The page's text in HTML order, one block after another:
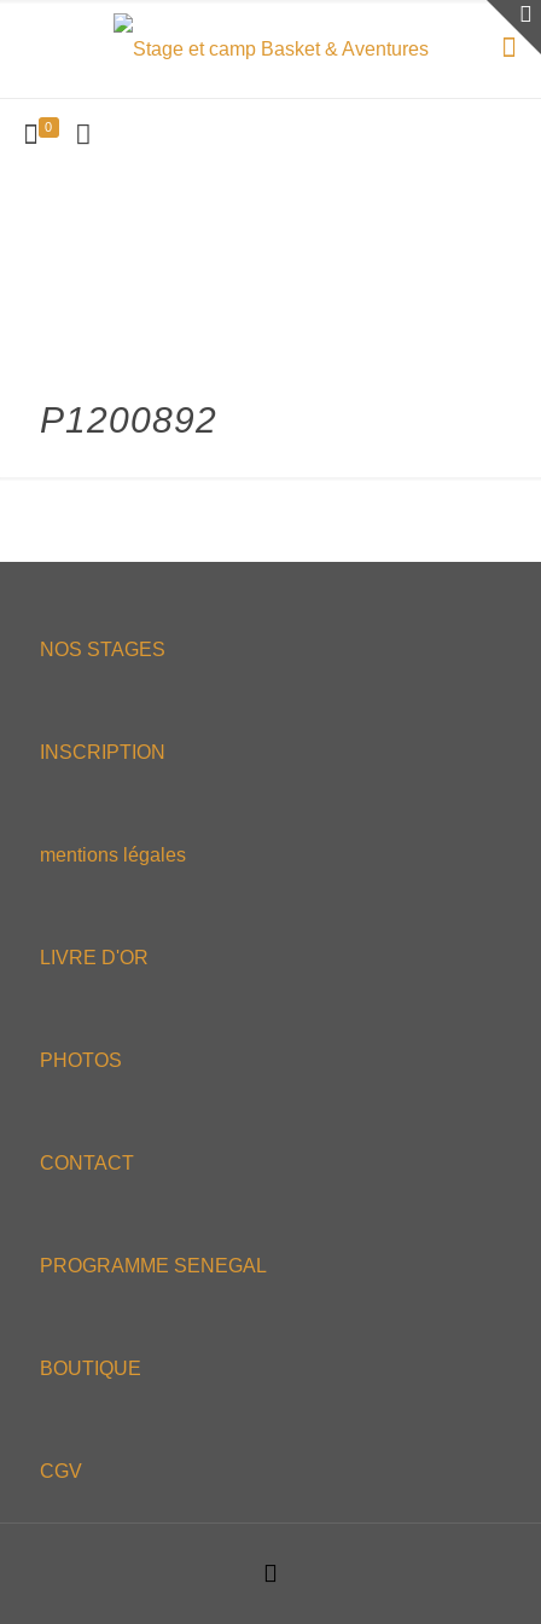
0
P1200892
NOS STAGES
INSCRIPTION
mentions légales
LIVRE D'OR
PHOTOS
CONTACT
PROGRAMME SENEGAL
BOUTIQUE
CGV